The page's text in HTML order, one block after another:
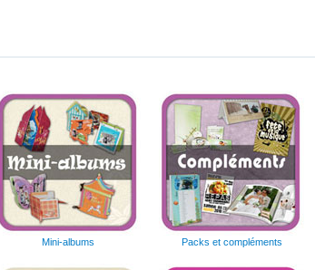
Mini-albums Packs et compléments